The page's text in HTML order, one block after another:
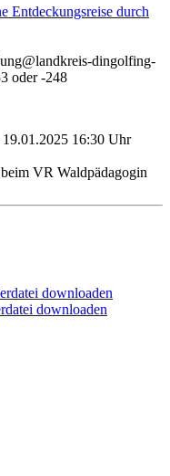
Entdeckungsreise durch
dingolfing-
oder -248
19.01.2025 16:30 Uhr
VR Waldpädagogin
downloaden
downloaden